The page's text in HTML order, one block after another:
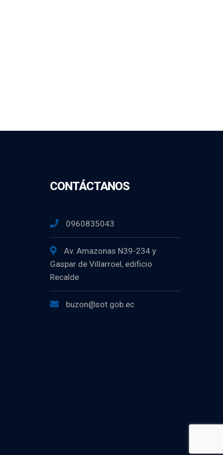
CONTÁCTANOS
0960835043
Av. Amazonas N39-234 y
Gaspar de Villarroel, edificio
Recalde
buzon@sot.gob.ec